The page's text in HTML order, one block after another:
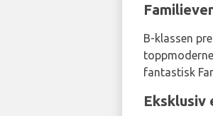
B-klassen
fantastisk
Eksklusiv